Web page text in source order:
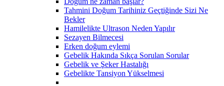
Tahmini Doğum Tarihiniz Geçtiğinde Sizi Ne
Bekler
Hamilelikte Ultrason Neden Yapılır
Sezayen Bilmecesi
Erken doğum eylemi
Gebelik Hakında Sıkça Sorulan Sorular
Gebelik ve Şeker Hastalığı
Gebelikte Tansiyon Yükselmesi